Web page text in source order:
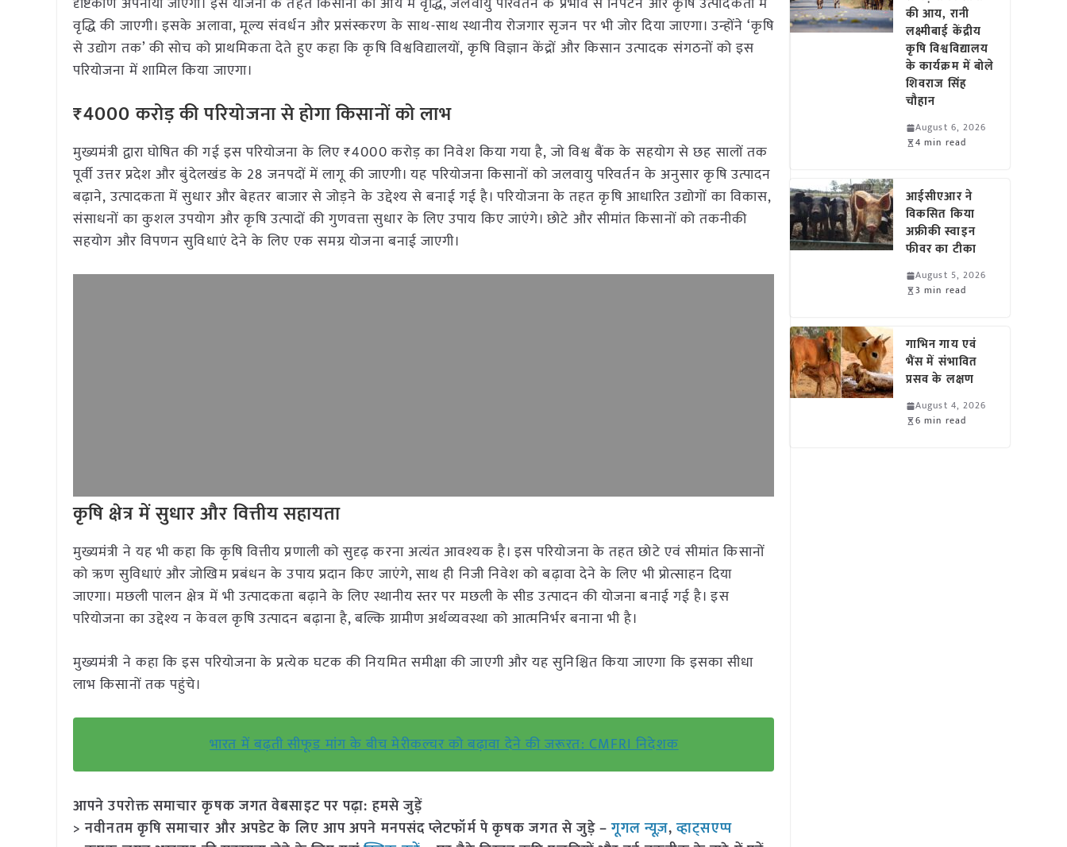
वृद्धि की जाएगी। इसके अलावा, मूल्य संवर्धन और प्रसंस्करण के साथ-साथ स्थानीय रोजगार सृजन पर भी जोर दिया जाएगा। उन्होंने ‘कृषि
से उद्योग तक’ की सोच को प्राथमिकता देते हुए कहा कि कृषि विश्वविद्यालयों, कृषि विज्ञान केंद्रों और किसान उत्पादक संगठनों को इस
परियोजना में शामिल किया जाएगा।
₹4000 करोड़ की परियोजना से होगा किसानों को लाभ
मुख्यमंत्री द्वारा घोषित की गई इस परियोजना के लिए ₹4000 करोड़ का निवेश किया गया है, जो विश्व बैंक के सहयोग से छह सालों तक
पूर्वी उत्तर प्रदेश और बुंदेलखंड के 28 जनपदों में लागू की जाएगी। यह परियोजना किसानों को जलवायु परिवर्तन के अनुसार कृषि उत्पादन
बढ़ाने, उत्पादकता में सुधार और बेहतर बाजार से जोड़ने के उद्देश्य से बनाई गई है। परियोजना के तहत कृषि आधारित उद्योगों का विकास,
संसाधनों का कुशल उपयोग और कृषि उत्पादों की गुणवत्ता सुधार के लिए उपाय किए जाएंगे। छोटे और सीमांत किसानों को तकनीकी
सहयोग और विपणन सुविधाएं देने के लिए एक समग्र योजना बनाई जाएगी।
कृषि क्षेत्र में सुधार और वित्तीय सहायता
मुख्यमंत्री ने यह भी कहा कि कृषि वित्तीय प्रणाली को सुदृढ़ करना अत्यंत आवश्यक है। इस परियोजना के तहत छोटे एवं सीमांत किसानों
को ऋण सुविधाएं और जोखिम प्रबंधन के उपाय प्रदान किए जाएंगे, साथ ही निजी निवेश को बढ़ावा देने के लिए भी प्रोत्साहन दिया
जाएगा। मछली पालन क्षेत्र में भी उत्पादकता बढ़ाने के लिए स्थानीय स्तर पर मछली के सीड उत्पादन की योजना बनाई गई है। इस
परियोजना का उद्देश्य न केवल कृषि उत्पादन बढ़ाना है, बल्कि ग्रामीण अर्थव्यवस्था को आत्मनिर्भर बनाना भी है।
मुख्यमंत्री ने कहा कि इस परियोजना के प्रत्येक घटक की नियमित समीक्षा की जाएगी और यह सुनिश्चित किया जाएगा कि इसका सीधा
लाभ किसानों तक पहुंचे।
भारत में बढ़ती सीफूड मांग के बीच मेरीकल्चर को बढ़ावा देने की जरूरत: CMFRI निदेशक
आपने उपरोक्त समाचार कृषक जगत वेबसाइट पर पढ़ा: हमसे जुड़ें
> नवीनतम कृषि समाचार और अपडेट के लिए आप अपने मनपसंद प्लेटफॉर्म पे कृषक जगत से जुड़े –गूगल न्यूज़,व्हाट्सएप्प
की आय, रानी
लक्ष्मीबाई केंद्रीय
कृषि विश्वविद्यालय
के कार्यक्रम में बोले
शिवराज सिंह
चौहान
August 6, 2026
4 min read
आईसीएआर ने
विकसित किया
अफ्रीकी स्वाइन
फीवर का टीका
August 5, 2026
3 min read
गाभिन गाय एवं
भैंस में संभावित
प्रसव के लक्षण
August 4, 2026
6 min read